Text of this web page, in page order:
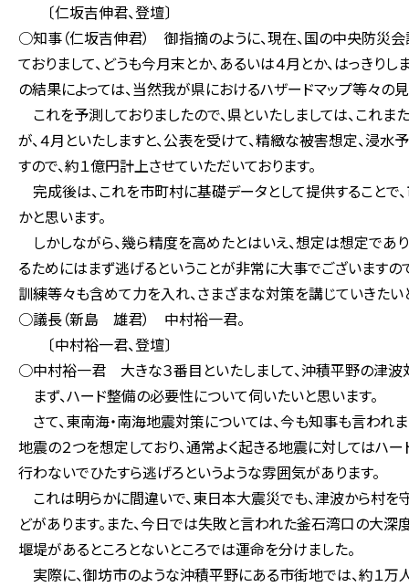
〔仁坂吉伸君、登壇〕
○知事（仁坂吉伸君） 御指摘のように、現在、国の中央防災
ておりまして、どうも今月末とか、あるいは４月とか、はっきり
の結果によっては、当然我が県におけるハザードマップ等々の
これを予測しておりましたので、県といたしましては、これ
が、４月といたしますと、公表を受けて、精緻な被害想定、浸
すので、約１億円計上させていただいております。
完成後は、これを市町村に基礎データとして提供することで
かと思います。
しかしながら、幾ら精度を高めたとはいえ、想定は想定であ
るためにはまず逃げるということが非常に大事でございます
訓練等々も含めて力を入れ、さまざまな対策を講じていきたい
○議長（新島 雄君） 中村裕一君。
〔中村裕一君、登壇〕
○中村裕一君 大きな３番目といたしまして、沖積平野の津波
まず、ハード整備の必要性について伺いたいと思います。
さて、東南海・南海地震対策については、今も知事も言われ
地震の２つを想定しており、通常よく起きる地震に対してはハ
行わないでひたすら逃げろというような雰囲気があります。
これは明らかに間違いで、東日本大震災でも、津波から村
どがあります。また、今日では失敗と言われた釜石湾口の大
堰堤があるところとないところでは運命を分けました。
実際に、御坊市のような沖積平野にある市街地では、約１